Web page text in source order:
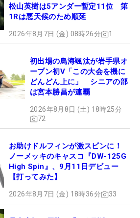
松山英樹は5アンダー暫定11位 第
1Rは悪天候のため順延
2026年8月7日 (金) 08時26分 1
初出場の鳥海颯汰が岩手県オ
ープン初V「この大会を機に
どんどん上に」 シニアの部
は宮本勝昌が連覇
2026年8月8日 (土) 18時25分
72
お助けドルフィンが激スピンに！
ノーメッキのキャスコ『DW-125G
High Spin』、9月11日デビュー
【打ってみた】
2026年8月7日 (金) 18時36分 33